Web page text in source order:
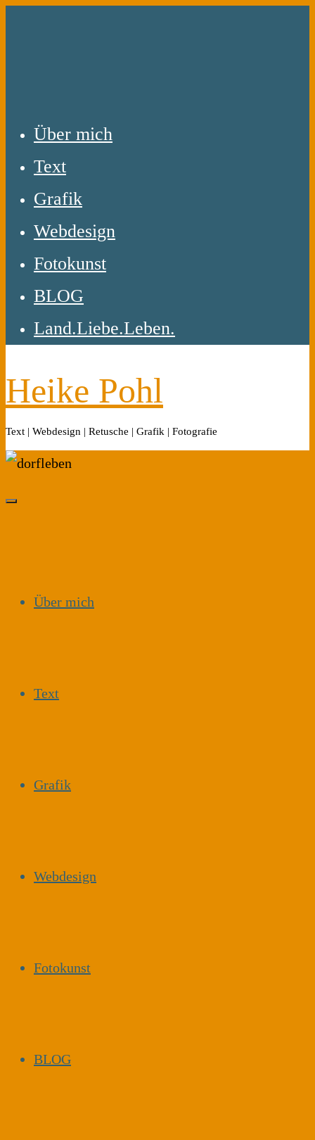
Über mich
Text
Grafik
Webdesign
Fotokunst
BLOG
Land.Liebe.Leben.
Heike Pohl
Text | Webdesign | Retusche | Grafik | Fotografie
Über mich
Text
Grafik
Webdesign
Fotokunst
BLOG